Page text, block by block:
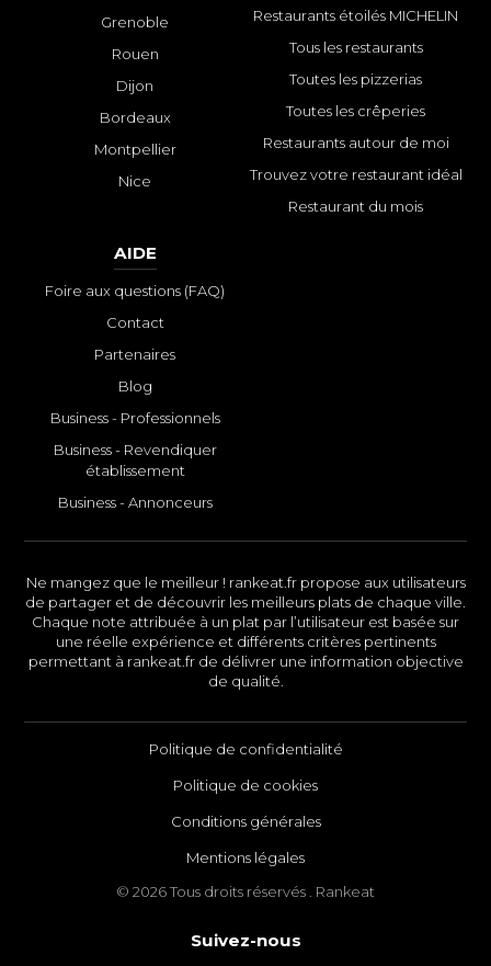
Grenoble
Rouen
Dijon
Bordeaux
Montpellier
Nice
Restaurants étoilés MICHELIN
Tous les restaurants
Toutes les pizzerias
Toutes les crêperies
Restaurants autour de moi
Trouvez votre restaurant idéal
Restaurant du mois
AIDE
Foire aux questions (FAQ)
Contact
Partenaires
Blog
Business - Professionnels
Business - Revendiquer
établissement
Business - Annonceurs
Ne mangez que le meilleur ! rankeat.fr propose aux utilisateurs
de partager et de découvrir les meilleurs plats de chaque ville.
Chaque note attribuée à un plat par l’utilisateur est basée sur
une réelle expérience et différents critères pertinents
permettant à rankeat.fr de délivrer une information objective
de qualité.
Politique de confidentialité
Politique de cookies
Conditions générales
Mentions légales
© 2026 Tous droits réservés . Rankeat
Suivez-nous